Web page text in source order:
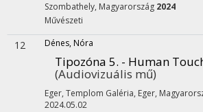
Szombathely, Magyarország 2024
Művészeti
12 Dénes, Nóra
Tipozóna 5. - Human
(Audiovizuális mű)
Eger, Templom Galéria, Eger,
2024.05.02